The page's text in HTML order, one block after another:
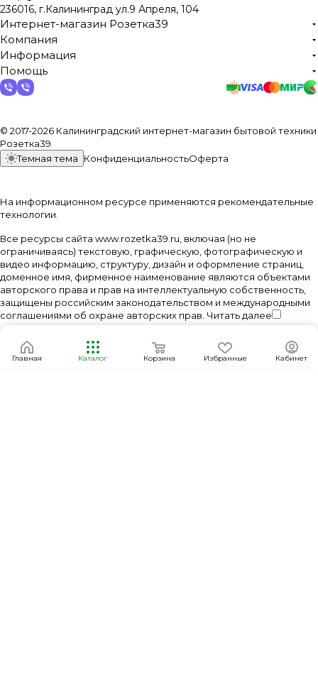
236016, г.Калининград ул.9 Апреля, 104
Интернет-магазин Розетка39
Компания
Информация
Помощь
© 2017-2026 Калининградский интернет-магазин бытовой техники
Розетка39
Темная тема
КонфиденциальностьОферта
На информационном ресурсе применяются рекомендательные
технологии
Все ресурсы сайта www.rozetka39.ru, включая (но не
ограничиваясь) текстовую, графическую, фотографическую и
видео информацию, структуру, дизайн и оформление страниц,
доменное имя, фирменное наименование являются объектами
авторского права и прав на интеллектуальную собственность,
защищены российским законодательством и международными
соглашениями об охране авторских прав. Читать далее
Главная Каталог Корзина Избранные Кабинет